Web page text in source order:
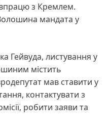
з Кремлем.
мандата у
Гейвуда, листування у
містить
мав ставити у
контактувати з
робити заяви та